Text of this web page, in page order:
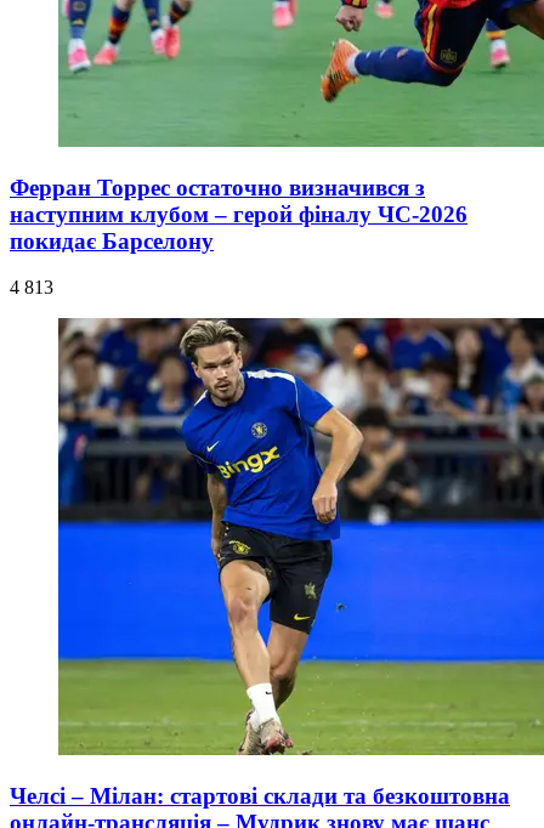
Ферран Торрес остаточно визначився з
наступним клубом – герой фіналу ЧС-2026
покидає Барселону
4 813
Челсі – Мілан: стартові склади та безкоштовна
онлайн-трансляція – Мудрик знову має шанс